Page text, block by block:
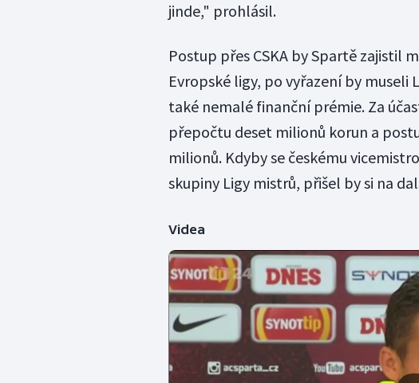
jinde," prohlásil.
Postup přes CSKA by Spartě zajistil
Evropské ligy, po vyřazení by
také nemalé finanční prémie. Za
přepočtu deset milionů korun a
milionů. Kdyby se českému
skupiny Ligy mistrů, přišel by si na
Videa